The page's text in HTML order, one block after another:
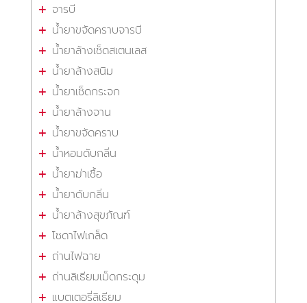
จารบี
น้ำยาขจัดคราบจารบี
น้ำยาล้างเช็ดสเตนเลส
น้ำยาล้างสนิม
น้ำยาเช็ดกระจก
น้ำยาล้างจาน
น้ำยาขจัดคราบ
น้ำหอมดับกลิ่น
น้ำยาฆ่าเชื้อ
น้ำยาดับกลิ่น
น้ำยาล้างสุขภัณฑ์
โซดาไฟเกล็ด
ถ่านไฟฉาย
ถ่านลิเธียมเม็ดกระดุม
แบตเตอรี่ลิเธียม